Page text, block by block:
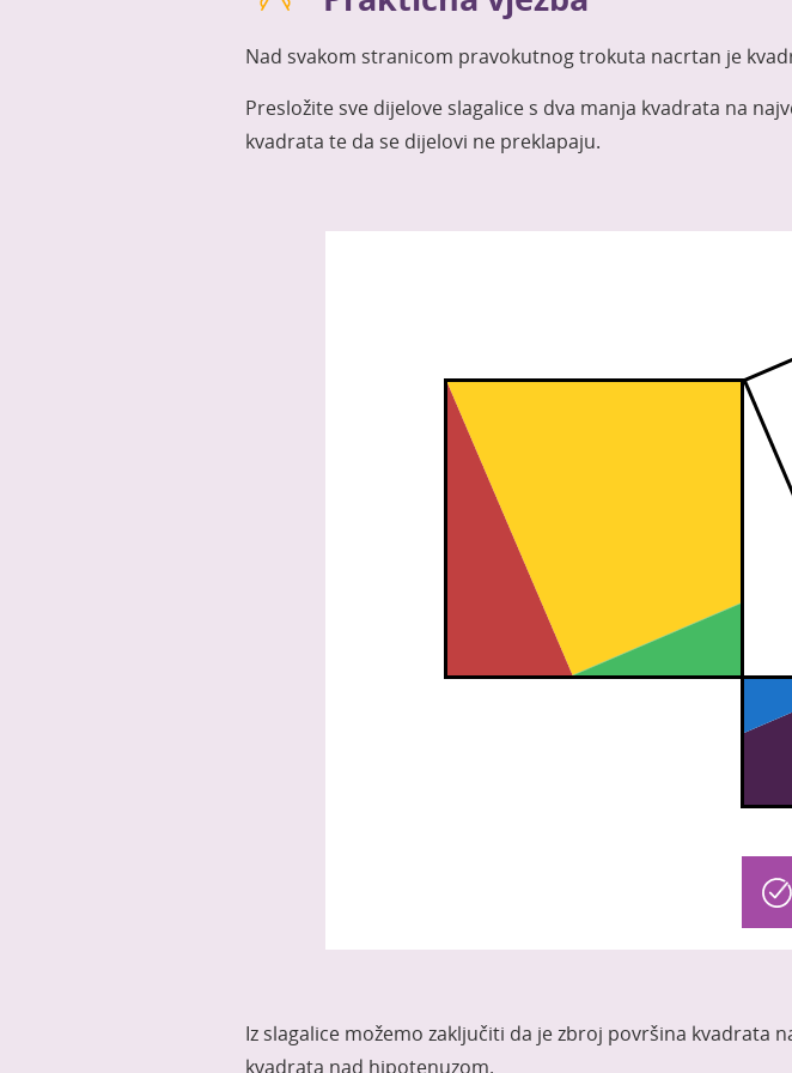
Nad svakom stranicom pravokutnog trokuta nacrtan je
Presložite sve dijelove slagalice s dva manja kvadrata na
kvadrata te da se dijelovi ne preklapaju.
Iz slagalice možemo zaključiti da je zbroj površina
kvadrata nad hipotenuzom.